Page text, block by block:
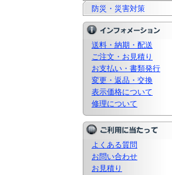
防災・災害対策
送料・納期・配送
ご注文・お見積り
お支払い・書類発行
変更・返品・交換
表示価格について
修理について
よくある質問
お問い合わせ
お見積り